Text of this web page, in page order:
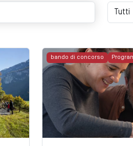
bando di concorso